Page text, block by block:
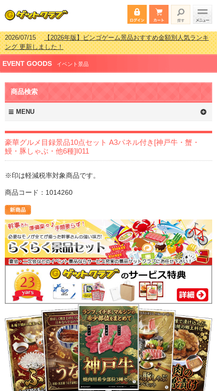
2026/07/15【2026年版】ビンゴゲーム景品おすすめ金額別人気ランキ
ング 更新しました！
2026/04/03【2026年版】ゴルフコンペ景品 3000円未満［2000円～
2999円編］もらってうれしい人気ラ…
2026/02/16【2026年版】結婚式の二次会で貰って嬉しい景品とは？ 更
新しました！
2026/02/03
2999円編］もらってうれしい人気ラ…
EVENT GOODS イベント景品
商品検索
MENU
豪華グルメ目録景品10点セット A3パネル付き[神戸牛・蟹・
鰻・豚しゃぶ・他6種]I011
※印は軽減税率対象商品です。
商品コード：1014260